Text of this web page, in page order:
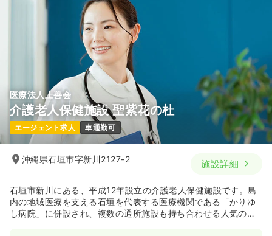
※一例
8:30～17:30
4週8休以上 月給26万円以上可
気になる
日勤のみ（パート） 一時募集休止
給与 お問い合わせください
時間 8:30～17:30
日祝休み
時給1,300円以上可
気になる 詳細を見る
医療法人上善会
介護老人保健施設 聖紫花の杜
エージェント求人 車通勤可
沖縄県石垣市字新川2127-2 施設詳細
石垣市新川にある、平成12年設立の介護老人保健施設です。島
内の地域医療を支える石垣を代表する医療機関である「かりゆ
し病院」に併設され、複数の通所施設も持ち合わせる人気の老